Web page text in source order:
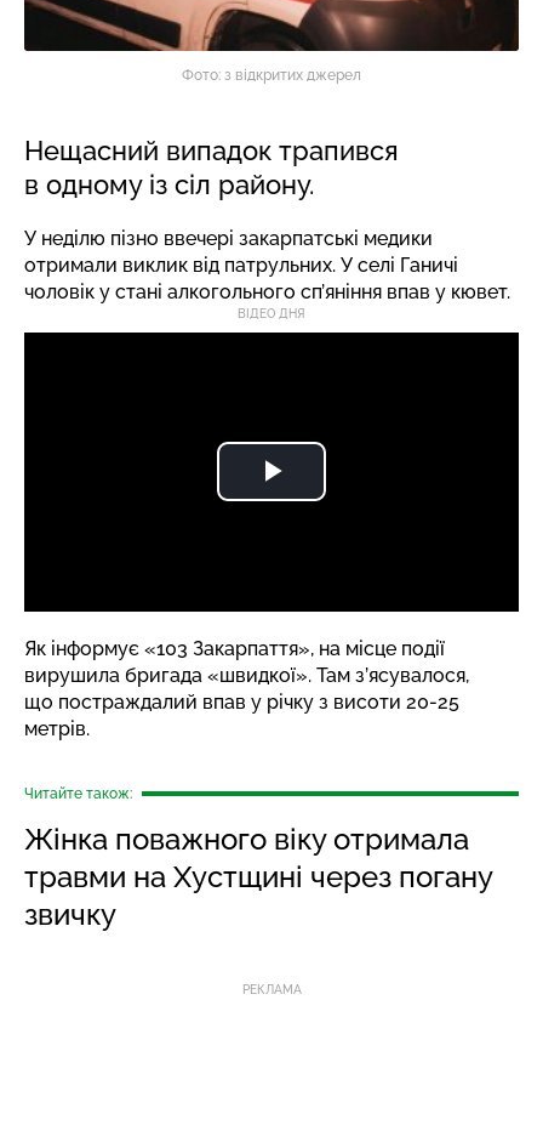
Фото: з відкритих джерел
Нещасний випадок трапився
в одному із сіл району.
У неділю пізно ввечері закарпатські медики
отримали виклик від патрульних. У селі Ганичі
чоловік у стані алкогольного сп’яніння впав у кювет.
ВІДЕО ДНЯ
Як інформує «103 Закарпаття», на місце події
вирушила бригада «швидкої». Там з’ясувалося,
що постраждалий впав у річку з висоти 20-25
метрів.
Читайте також:
Жінка поважного віку отримала
травми на Хустщині через погану
звичку
РЕКЛАМА